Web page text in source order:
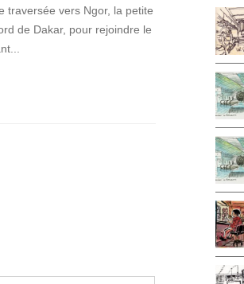
traversée vers Ngor, la petite
de Dakar, pour rejoindre le